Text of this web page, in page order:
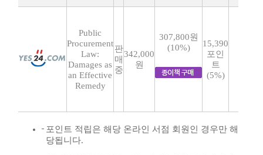
Public
Procurement
Law:
Damages as
an Effective
Remedy
판
매
중
342,000
원
307,800원
(10%)
15,390
포인
트
(5%)
포인트 적립은 해당 온라인 서점 회원인 경우만 해
당됩니다.